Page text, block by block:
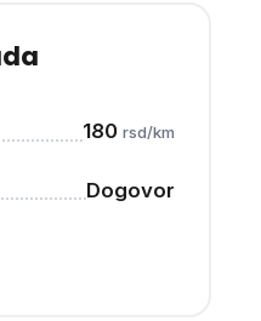
180 rsd/km
Dogovor